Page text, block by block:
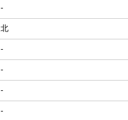
-
北
-
-
-
-